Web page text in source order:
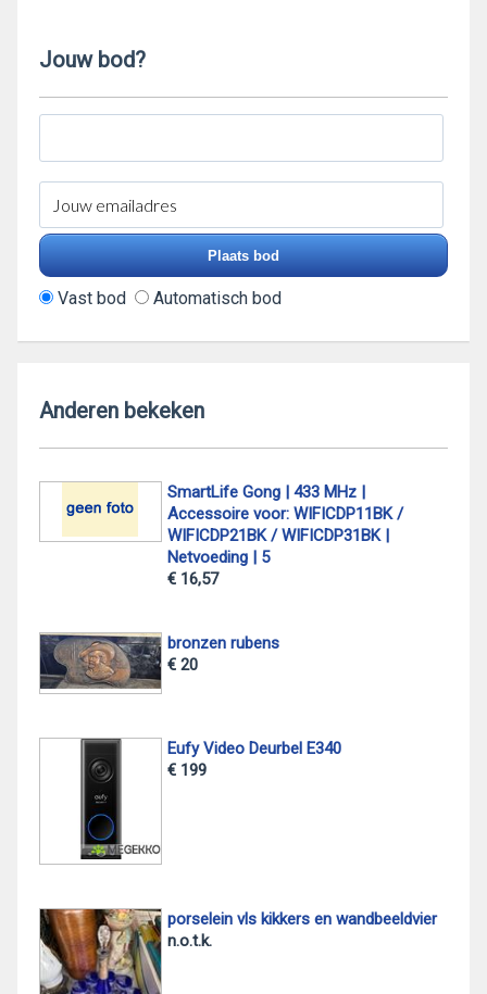
Jouw bod?
Vast bod Automatisch bod
Anderen bekeken
SmartLife Gong | 433 MHz |
Accessoire voor: WIFICDP11BK /
WIFICDP21BK / WIFICDP31BK |
Netvoeding | 5
€ 16,57
bronzen rubens
€ 20
Eufy Video Deurbel E340
€ 199
porselein vls kikkers en wandbeeldvier
n.o.t.k.